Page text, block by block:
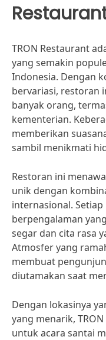
TRON Restaurant
yang semakin
Indonesia. Dengan
bervariasi, restoran
banyak orang,
kementerian.
memberikan
sambil menikmati
Restoran ini
unik dengan
internasional.
berpengalaman
segar dan cita rasa
Atmosfer yang
membuat
diutamakan saat
Dengan lokasinya
yang menarik,
untuk acara santai